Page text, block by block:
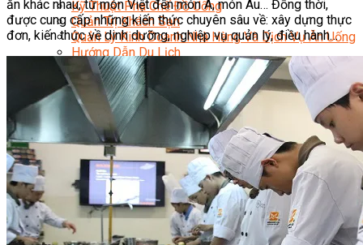
Kỹ Thuật Pha Chế Đồ Uống
Quản Trị Khách Sạn
Quản Lý Kinh Doanh Nhà Hàng Và Dịch Vụ Ăn Uống
Hướng Dẫn Du Lịch
Quản Trị Lữ Hành
Marketing
Tạo Mẫu Và Chăm Sóc Sắc Đẹp
Truyền Thông Đa Phương Tiện
Công Nghệ Thông Tin
An Ninh Mạng
Thiết Kế Đồ Họa
Âm Nhạc
Điện Công Nghiệp Và Dân Dụng
Văn Hóa Phổ Thông
Nâng Cao Năng Lực Tiếng Anh – Chuẩn TOEIC
Tin Tức
ăn khác nhau, từ món Việt đến món Á, món Âu… Đồng thời,
được cung cấp những kiến thức chuyên sâu về: xây dựng thực
đơn, kiến thức về dinh dưỡng, nghiệp vụ quản lý, điều hành…